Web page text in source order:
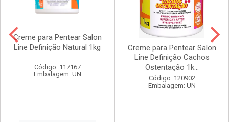
Creme para Pentear Salon
Line Definição Natural 1kg
Código: 117167
Embalagem: UN
Creme para Pentear Salon
Line Definição Cachos
Ostentação 1k...
Código: 120902
Embalagem: UN